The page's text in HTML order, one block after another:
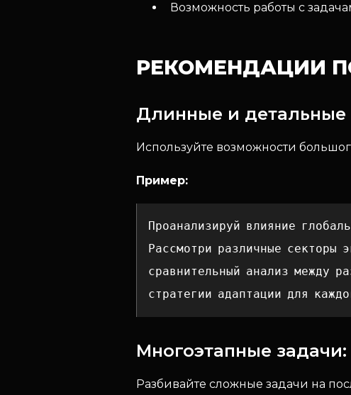
Возможность работы с
РЕКОМЕНДАЦИИ
Длинные и детальные
Используйте возможности
Пример:
Проанализируй влияние
Рассмотри различные секторы
сравнительный анализ между
стратегии адаптации для
Многоэтапные задачи:
Разбивайте сложные задачи на